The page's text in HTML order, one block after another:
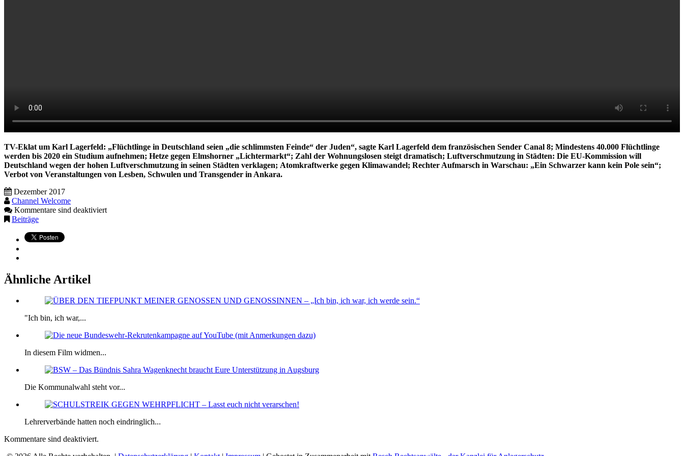
TV-Eklat um Karl Lagerfeld: „Flüchtlinge in Deutschland seien „die schlimmsten Feinde“ der Juden“, sagte Karl Lagerfeld dem französischen Sender Canal 8; Mindestens 40.000 Flüchtlinge
werden bis 2020 ein Studium aufnehmen; Hetze gegen Elmshorner „Lichtermarkt“; Zahl der Wohnungslosen steigt dramatisch; Luftverschmutzung in Städten: Die EU-Kommission will
Deutschland wegen der hohen Luftverschmutzung in seinen Städten verklagen; Atomkraftwerke gegen Klimawandel; Rechter Aufmarsch in Warschau: „Ein Schwarzer kann kein Pole sein“;
Verbot von Veranstaltungen von Lesben, Schwulen und Transgender in Ankara.
Dezember 2017
Channel Welcome
Kommentare sind deaktiviert
Beiträge
Ähnliche Artikel
"Ich bin, ich war,...
In diesem Film widmen...
Die Kommunalwahl steht vor...
Lehrerverbände hatten noch eindringlich...
Kommentare sind deaktiviert.